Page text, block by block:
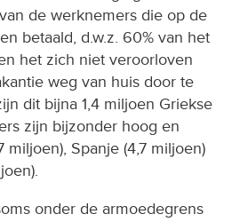
de werknemers die op de
betaald, d.w.z. 60% van het
het zich niet veroorloven
weg van huis door te
dit bijna 1,4 miljoen Griekse
zijn bijzonder hoog en
miljoen), Spanje (4,7 miljoen)
onder de armoedegrens